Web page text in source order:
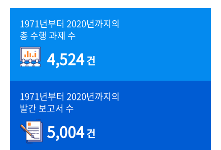
1971년부터 2020년까지의
총 수행 과제 수
4,524건
1971년부터 2020년까지의
발간 보고서 수
5,004건